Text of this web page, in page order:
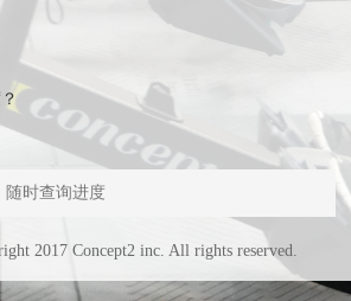
2017 Concept2 inc. All rights reserved.